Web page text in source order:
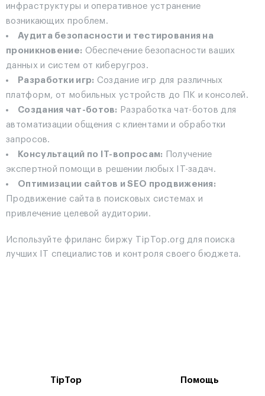
инфраструктуры и оперативное устранение
возникающих проблем.
Аудита безопасности и тестирования на
проникновение: Обеспечение безопасности ваших
данных и систем от киберугроз.
Разработки игр: Создание игр для различных
платформ, от мобильных устройств до ПК и консолей.
Создания чат-ботов: Разработка чат-ботов для
автоматизации общения с клиентами и обработки
запросов.
Консультаций по IT-вопросам: Получение
экспертной помощи в решении любых IT-задач.
Оптимизации сайтов и SEO продвижения:
Продвижение сайта в поисковых системах и
привлечение целевой аудитории.
Используйте фриланс биржу TipTop.org для поиска
лучших IT специалистов и контроля своего бюджета.
TipTop Помощь